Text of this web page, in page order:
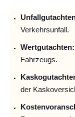
Unfallguta
Verkehrsunfall.
Wertgutachten:
Fahrzeugs.
der